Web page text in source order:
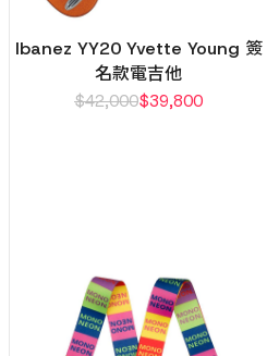
Ibanez YY20 Yvette Young 簽
名款電吉他
$42,000$39,800